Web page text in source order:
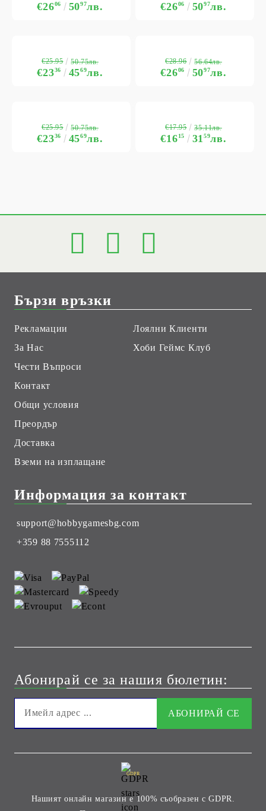
€2606 5097лв. €2606 5097лв.
€2336 4569лв.
€25.95 50.75лв.
€2606 5097лв.
€28.96 56.64лв.
€2336 4569лв.
€25.95 50.75лв.
€1615 3159лв.
€17.95 35.11лв.
Бързи връзки
Рекламации
За Нас
Чести Въпроси
Контакт
Общи условия
Преордър
Доставка
Вземи на изплащане
Лоялни Клиенти
Хоби Геймс Клуб
Информация за контакт
support@hobbygamesbg.com
+359 88 7555112
Абонирай се за нашия бюлетин:
GDPR
Нашият онлайн магазин е 100% съобразен с GDPR.